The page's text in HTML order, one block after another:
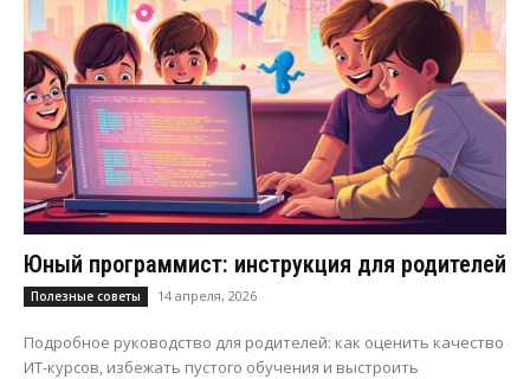
Юный программист: инструкция для родителей
Полезные советы 14 апреля, 2026
Подробное руководство для родителей: как оценить качество
ИТ-курсов, избежать пустого обучения и выстроить